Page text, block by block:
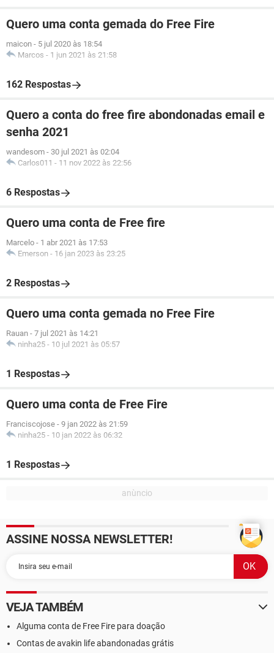
Quero uma conta gemada do Free Fire
maicon - 5 jul 2020 às 18:54
Marcos - 1 jun 2021 às 21:58
162 Respostas
Quero a conta do free fire abondonadas email e
senha 2021
wandesom - 30 jul 2021 às 02:04
Carlos011 - 11 nov 2022 às 22:56
6 Respostas
Quero uma conta de Free fire
Marcelo - 1 abr 2021 às 17:53
Emerson - 16 jan 2023 às 23:25
2 Respostas
Quero uma conta gemada no Free Fire
Rauan - 7 jul 2021 às 14:21
ninha25 - 10 jul 2021 às 05:57
1 Respostas
Quero uma conta de Free Fire
Franciscojose - 9 jan 2022 às 21:59
ninha25 - 10 jan 2022 às 06:32
1 Respostas
ASSINE NOSSA NEWSLETTER!
VEJA TAMBÉM
Alguma conta de Free Fire para doação
Contas de avakin life abandonadas grátis